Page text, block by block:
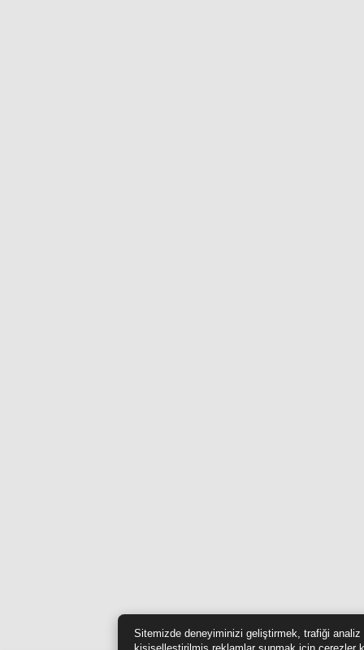
Sitemizde deneyiminizi geliştirmek, trafiği analiz